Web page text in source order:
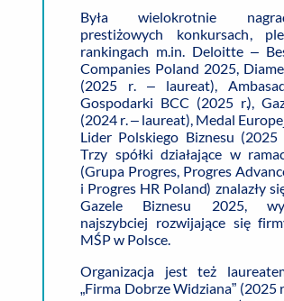
Była wielokrotnie
prestiżowych konkursach,
rankingach m.in. Deloitte –
Companies Poland 2025,
(2025 r. – laureat),
Gospodarki BCC (2025 r.),
(2024 r. – laureat), Medal
Lider Polskiego Biznesu (2025
Trzy spółki działające w
(Grupa Progres, Progres
i Progres HR Poland) znalazły
Gazele Biznesu 2025,
najszybciej rozwijające się
MŚP w Polsce.
Organizacja jest też
„Firma Dobrze Widziana” (2025